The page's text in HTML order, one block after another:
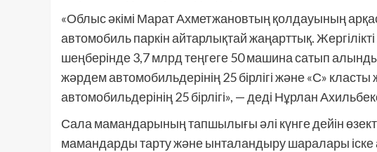
«Облыс әкімі Марат Ахметжановтың қолдауының
автомобиль паркін айтарлықтай жаңарттық.
шеңберінде 3,7 млрд теңгеге 50 машина сатып
жәрдем автомобильдерінің 25 бірлігі және «С»
автомобильдерінің 25 бірлігі», — деді Нұрлан
Сала мамандарының тапшылығы әлі күнге дейін
мамандарды тарту және ынталандыру шаралары